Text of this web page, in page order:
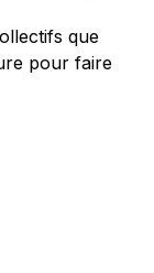
que
pour faire